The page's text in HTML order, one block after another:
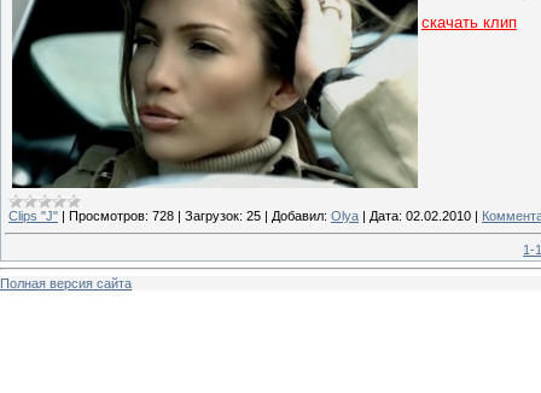
скачать клип
Clips "J" | Просмотров: 728 | Загрузок: 25 | Добавил: Olya | Дата: 02.02.2010 |
1-
Полная версия сайта